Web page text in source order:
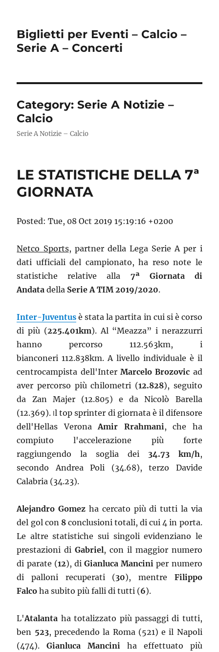
Biglietti per Eventi – Calcio –
Serie A – Concerti
Category:Serie A Notizie –
Calcio
Serie A Notizie – Calcio
LE STATISTICHE DELLA 7ª
GIORNATA
Posted: Tue, 08 Oct 2019 15:19:16 +0200
Netco Sports, partner della Lega Serie A per i
dati ufficiali del campionato, ha reso note le
statistiche relative alla 7ª
Giornata di
Andata della Serie A TIM 2019/2020.
Inter-Juventus è stata la partita in cui si è corso
di più (225.401km). Al “Meazza” i nerazzurri
hanno percorso 112.563km, i
bianconeri 112.838km. A livello individuale è il
centrocampista dell'Inter Marcelo Brozovic ad
aver percorso più chilometri (12.828), seguito
da Zan Majer (12.805) e da Nicolò Barella
(12.369). Il top sprinter di giornata è il difensore
dell'Hellas VeronaAmir Rrahmani, che ha
compiuto l'accelerazione più forte
raggiungendo la soglia dei 34.73 km/h,
secondo Andrea Poli (34.68), terzo Davide
Calabria (34.23).
Alejandro Gomez ha cercato più di tutti la via
del gol con 8 conclusioni totali, di cui 4 in porta.
Le altre statistiche sui singoli evidenziano le
prestazioni diGabriel, con il maggior numero
di parate (12), diGianluca Mancini per numero
di palloni recuperati (30), mentre Filippo
Falco ha subito più falli di tutti (6).
L'Atalanta ha totalizzato più passaggi di tutti,
ben 523, precedendo la Roma (521) e il Napoli
(474).Gianluca Mancini ha effettuato più